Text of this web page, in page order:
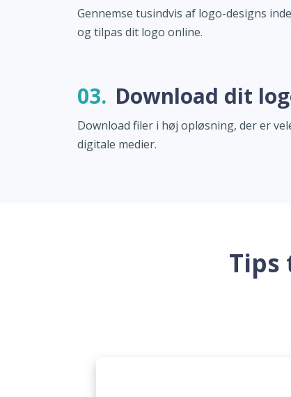
Gennemse tusindvis af logo-designs
og tilpas dit logo online.
03. Download dit
Download filer i høj opløsning, der er
digitale medier.
Tips